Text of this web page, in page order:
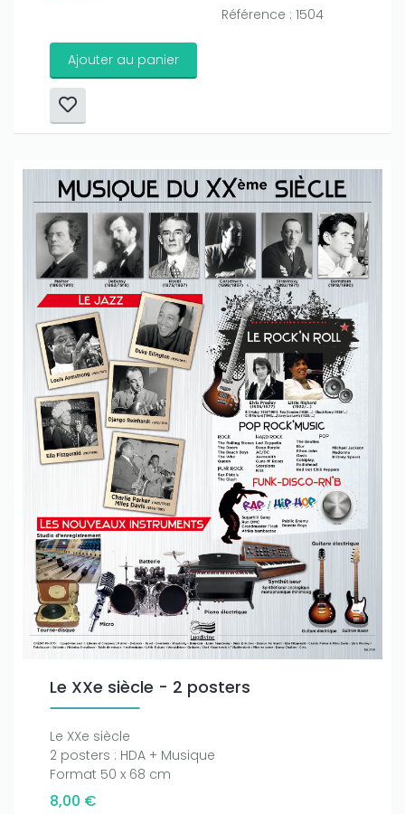
Référence : 1504
Ajouter au panier
Le XXe siècle - 2 posters
Le XXe siècle
2 posters : HDA + Musique
Format 50 x 68 cm
8,00 €